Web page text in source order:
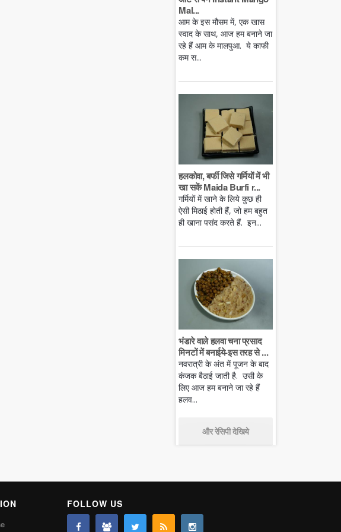
Mal...
आम के इस मौसम में, एक खास
स्वाद के साथ, आज हम बनाने जा
रहे हैं आम के मालपुआ. ये काफी
कम स...
हलकोवा, बर्फी जिसे गर्मियों में भी
खा सकें Maida Burfi r...
गर्मियों में खाने के लिये कुछ ही
ऐसी मिठाई होती हैं, जो हम बहुत
ही खाना पसंद करते हैं. इन...
भंडारे वाले हलवा चना प्रसाद
मिनटों में बनाईये-इस तरह से ...
नवरात्री के अंत में पूजन के बाद
कंजक बैठाई जाती है. उसी के
लिए आज हम बनाने जा रहे हैं
हलव...
और रेसिपी देखिये
FOLLOW US